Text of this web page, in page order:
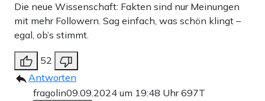
Die neue Wissenschaft: Fakten sind nur Meinungen
mit mehr Followern. Sag einfach, was schön klingt –
egal, ob’s stimmt.
52
Antworten
fragolin09.09.2024 um 19:48 Uhr697T